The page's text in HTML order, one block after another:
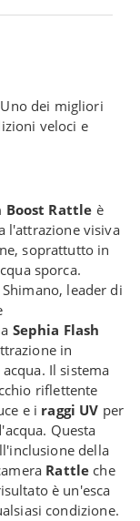
dei migliori
veloci e
Boost Rattle è
l'attrazione visiva
soprattutto in
sporca.
Shimano, leader di
Sephia Flash
in
Il sistema
riflettente
e i raggi UV per
Questa
della
Rattle che
è un'esca
condizione.